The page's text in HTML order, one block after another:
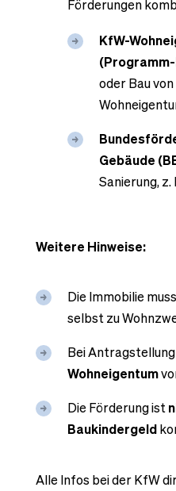
Förderungen
KfW-
oder Bau
Gebäude
Sanierung,
Weitere Hinweise:
Die Immobilie muss
selbst zu
Bei
Wohneigentum
Die Förderung ist
Baukindergeld
Alle Infos bei der KfW